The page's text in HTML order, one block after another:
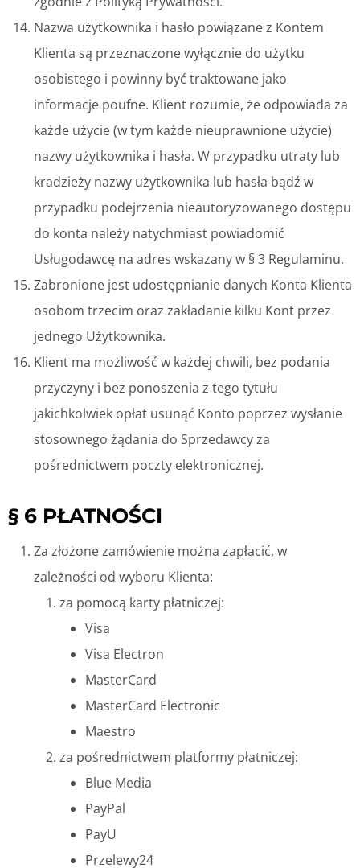
Nazwa użytkownika i hasło powiązane z Kontem
Klienta są przeznaczone wyłącznie do użytku
osobistego i powinny być traktowane jako
informacje poufne. Klient rozumie, że odpowiada za
każde użycie (w tym każde nieuprawnione użycie)
nazwy użytkownika i hasła. W przypadku utraty lub
kradzieży nazwy użytkownika lub hasła bądź w
przypadku podejrzenia nieautoryzowanego dostępu
do konta należy natychmiast powiadomić
Usługodawcę na adres wskazany w § 3 Regulaminu.
Zabronione jest udostępnianie danych Konta Klienta
osobom trzecim oraz zakładanie kilku Kont przez
jednego Użytkownika.
Klient ma możliwość w każdej chwili, bez podania
przyczyny i bez ponoszenia z tego tytułu
jakichkolwiek opłat usunąć Konto poprzez wysłanie
stosownego żądania do Sprzedawcy za
pośrednictwem poczty elektronicznej.
§ 6 PŁATNOŚCI
Za złożone zamówienie można zapłacić, w
zależności od wyboru Klienta:
za pomocą karty płatniczej:
Visa
Visa Electron
MasterCard
MasterCard Electronic
Maestro
za pośrednictwem platformy płatniczej:
Blue Media
PayPal
PayU
Przelewy24